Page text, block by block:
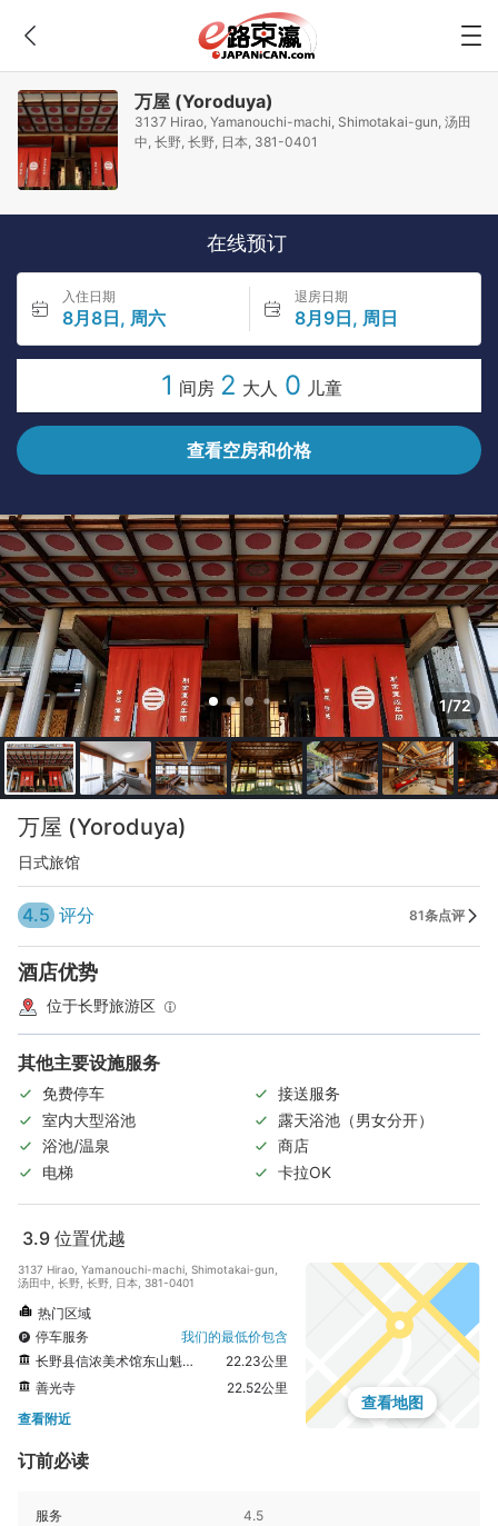
万屋 (Yoroduya)
3137 Hirao, Yamanouchi-machi, Shimotakai-gun, 汤田
中, 长野, 长野, 日本, 381-0401
在线预订
入住日期
8月8日, 周六
退房日期
8月9日, 周日
1 间房 2 大人 0 儿童
查看空房和价格
1/72
万屋 (Yoroduya)
日式旅馆
4.5 评分 81条点评
酒店优势
位于长野旅游区
其他主要设施服务
免费停车
接送服务
室内大型浴池
露天浴池（男女分开）
浴池/温泉
商店
电梯
卡拉OK
3.9 位置优越
3137 Hirao, Yamanouchi-machi, Shimotakai-gun,
汤田中, 长野, 长野, 日本, 381-0401
热门区域
停车服务
我们的最低价包含
长野县信浓美术馆东山魁廟画廊
22.23公里
善光寺
22.52公里
查看附近
查看地图
订前必读
服务 4.5